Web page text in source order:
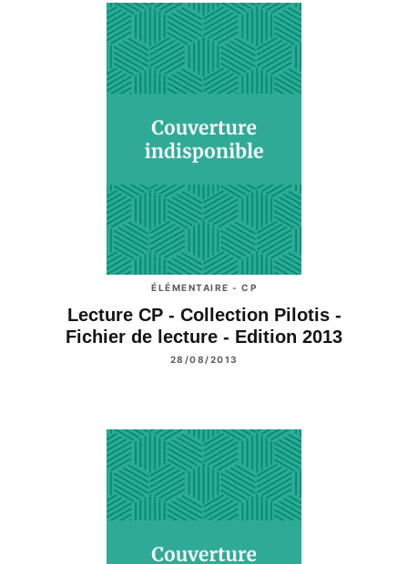
ÉLÉMENTAIRE - CP
Lecture CP - Collection Pilotis -
Fichier de lecture - Edition 2013
28/08/2013